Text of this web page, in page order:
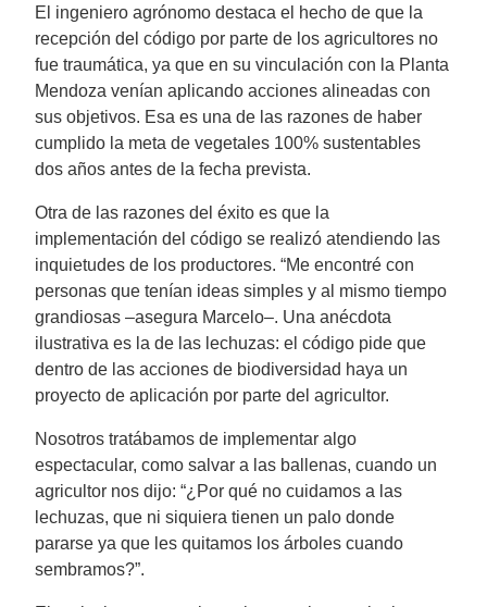
El ingeniero agrónomo destaca el hecho de que la
recepción del código por parte de los agricultores no
fue traumática, ya que en su vinculación con la Planta
Mendoza venían aplicando acciones alineadas con
sus objetivos. Esa es una de las razones de haber
cumplido la meta de vegetales 100% sustentables
dos años antes de la fecha prevista.
Otra de las razones del éxito es que la
implementación del código se realizó atendiendo las
inquietudes de los productores. “Me encontré con
personas que tenían ideas simples y al mismo tiempo
grandiosas –asegura Marcelo–. Una anécdota
ilustrativa es la de las lechuzas: el código pide que
dentro de las acciones de biodiversidad haya un
proyecto de aplicación por parte del agricultor.
Nosotros tratábamos de implementar algo
espectacular, como salvar a las ballenas, cuando un
agricultor nos dijo: “¿Por qué no cuidamos a las
lechuzas, que ni siquiera tienen un palo donde
pararse ya que les quitamos los árboles cuando
sembramos?”.